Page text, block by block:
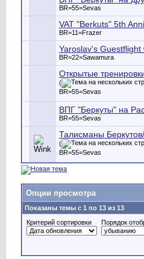
BR=55=Sevas
VAT "Berkuts" 5th
BR=11=Frazer
Yaroslav's
BR=22=Sawamura
Открытые
(
BR=55=Sevas
ВПГ "Беркуты" на
BR=55=Sevas
Талисманы
(
BR=55=Sevas
Опции просмотра
Показаны темы с 1 по 13 из 13
Критерий сортировки
Порядок